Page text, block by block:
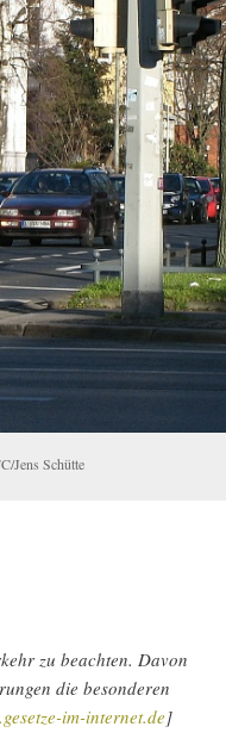
Jens Schütte
zu beachten. Davon
die besonderen
im-internet.de]